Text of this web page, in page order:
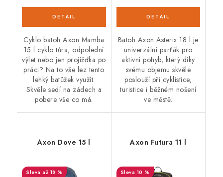
Cyklo batoh Axon Mamba
15 l cyklo tůra, odpolední
výlet nebo jen projížďka po
práci? Na to vše lez tento
lehký batůžek využít.
Skvěle sedí na zádech a
pobere vše co má.
Batoh Axon Asterix 18 l je
univerzální parťák pro
aktivní pohyb, který díky
svému objemu skvěle
poslouží při cyklistice,
turistice i běžném nošení
ve městě.
Axon Dove 15 l
až 18 %
Axon Futura 11 l
10 %